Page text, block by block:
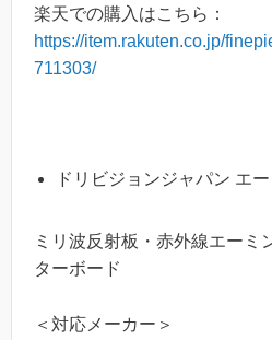
楽天での購入はこちら：
https://item.rakuten.co.jp/
711303/
ドリビジョンジャパン エ
ミリ波反射板・赤外線エーミ
ターボード
＜対応メーカー＞